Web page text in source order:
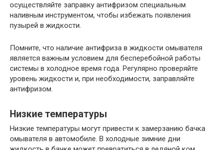
осуществляйте заправку антифризом специальным
наливным инструментом, чтобы избежать появления
пузырей в жидкости.
Помните, что наличие антифриза в жидкости омывателя
является важным условием для бесперебойной работы
системы в холодное время года. Регулярно проверяйте
уровень жидкости и, при необходимости, заправляйте
антифризом.
Низкие температуры
Низкие температуры могут привести к замерзанию бачка
омывателя в автомобиле. В холодные зимние дни